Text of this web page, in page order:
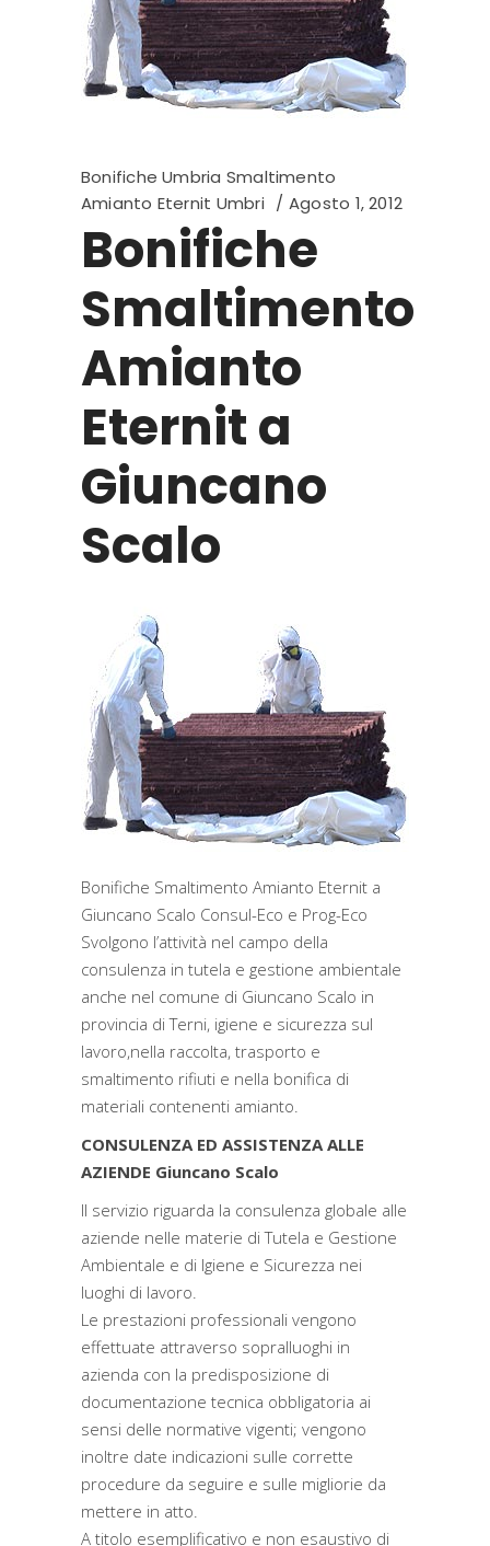
Bonifiche Umbria Smaltimento
Amianto Eternit Umbri
Agosto 1, 2012
Bonifiche
Smaltimento
Amianto
Eternit a
Giuncano
Scalo
Bonifiche Smaltimento Amianto Eternit a
Giuncano Scalo Consul-Eco e Prog-Eco
Svolgono l’attività nel campo della
consulenza in tutela e gestione ambientale
anche nel comune di Giuncano Scalo in
provincia di Terni, igiene e sicurezza sul
lavoro,nella raccolta, trasporto e
smaltimento rifiuti e nella bonifica di
materiali contenenti amianto.
CONSULENZA ED ASSISTENZA ALLE
AZIENDE Giuncano Scalo
Il servizio riguarda la consulenza globale alle
aziende nelle materie di Tutela e Gestione
Ambientale e di Igiene e Sicurezza nei
luoghi di lavoro.
Le prestazioni professionali vengono
effettuate attraverso sopralluoghi in
azienda con la predisposizione di
documentazione tecnica obbligatoria ai
sensi delle normative vigenti; vengono
inoltre date indicazioni sulle corrette
procedure da seguire e sulle migliorie da
mettere in atto.
A titolo esemplificativo e non esaustivo di